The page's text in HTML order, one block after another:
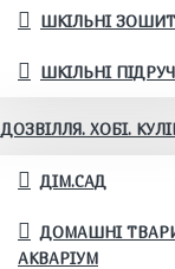
ШКІЛЬНІ
ШКІЛЬНІ
ДОЗВІЛЛЯ. ХОБІ.
ДІМ.САД
ДОМАШНІ
АКВАРІУМ